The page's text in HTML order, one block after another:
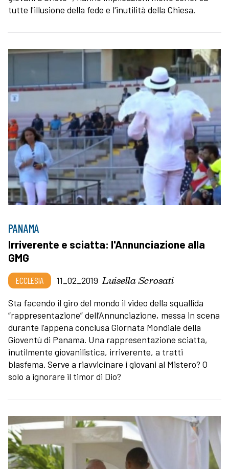
tutte l'illusione della fede e l'inutilità della Chiesa.
PANAMA
Irriverente e sciatta: l'Annunciazione alla
GMG
ECCLESIA 11_02_2019 Luisella Scrosati
Sta facendo il giro del mondo il video della squallida
“rappresentazione” dell’Annunciazione, messa in scena
durante l’appena conclusa Giornata Mondiale della
Gioventù di Panama. Una rappresentazione sciatta,
inutilmente giovanilistica, irriverente, a tratti
blasfema. Serve a riavvicinare i giovani al Mistero? O
solo a ignorare il timor di Dio?